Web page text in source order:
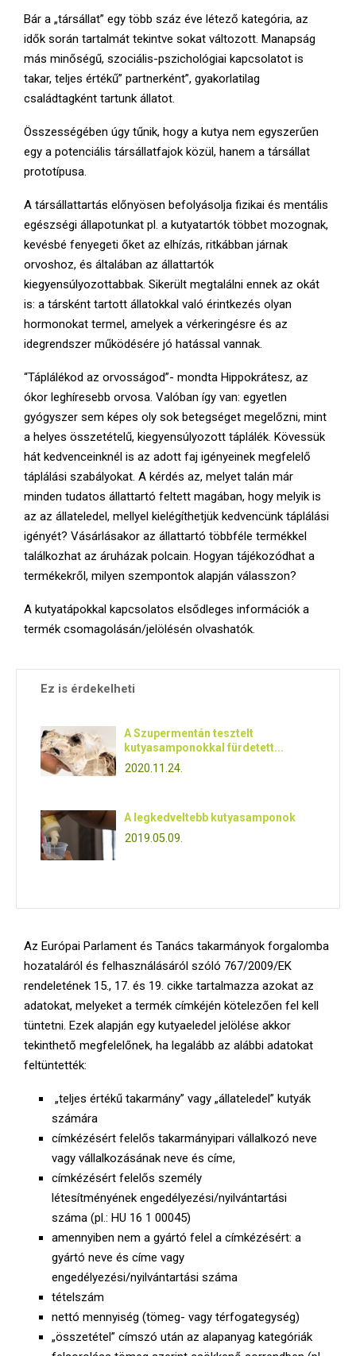
Bár a „társállat” egy több száz éve létező kategória, az
idők során tartalmát tekintve sokat változott. Manapság
más minőségű, szociális-pszichológiai kapcsolatot is
takar, teljes értékű” partnerként”, gyakorlatilag
családtagként tartunk állatot.
Összességében úgy tűnik, hogy a kutya nem egyszerűen
egy a potenciális társállatfajok közül, hanem a társállat
prototípusa.
A társállattartás előnyösen befolyásolja fizikai és mentális
egészségi állapotunkat pl. a kutyatartók többet mozognak,
kevésbé fenyegeti őket az elhízás, ritkábban járnak
orvoshoz, és általában az állattartók
kiegyensúlyozottabbak. Sikerült megtalálni ennek az okát
is: a társként tartott állatokkal való érintkezés olyan
hormonokat termel, amelyek a vérkeringésre és az
idegrendszer működésére jó hatással vannak.
“Táplálékod az orvosságod”- mondta Hippokrátesz, az
ókor leghíresebb orvosa. Valóban így van: egyetlen
gyógyszer sem képes oly sok betegséget megelőzni, mint
a helyes összetételű, kiegyensúlyozott táplálék. Kövessük
hát kedvenceinknél is az adott faj igényeinek megfelelő
táplálási szabályokat. A kérdés az, melyet talán már
minden tudatos állattartó feltett magában, hogy melyik is
az az állateledel, mellyel kielégíthetjük kedvencünk táplálási
igényét? Vásárlásakor az állattartó többféle termékkel
találkozhat az áruházak polcain. Hogyan tájékozódhat a
termékekről, milyen szempontok alapján válasszon?
A kutyatápokkal kapcsolatos elsődleges információk a
termék csomagolásán/jelölésén olvashatók.
Ez is érdekelheti
A Szupermentán tesztelt
kutyasamponokkal fürdetett...
2020.11.24.
A legkedveltebb kutyasamponok
2019.05.09.
Az Európai Parlament és Tanács takarmányok forgalomba
hozataláról és felhasználásáról szóló 767/2009/EK
rendeletének 15., 17. és 19. cikke tartalmazza azokat az
adatokat, melyeket a termék címkéjén kötelezően fel kell
tüntetni. Ezek alapján egy kutyaeledel jelölése akkor
tekinthető megfelelőnek, ha legalább az alábbi adatokat
feltüntették:
„teljes értékű takarmány” vagy „állateledel” kutyák
számára
címkézésért felelős takarmányipari vállalkozó neve
vagy vállalkozásának neve és címe,
címkézésért felelős személy
létesítményének engedélyezési/nyilvántartási
száma (pl.: HU 16 1 00045)
amennyiben nem a gyártó felel a címkézésért: a
gyártó neve és címe vagy
engedélyezési/nyilvántartási száma
tételszám
nettó mennyiség (tömeg- vagy térfogategység)
„összetétel” címszó után az alapanyag kategóriák